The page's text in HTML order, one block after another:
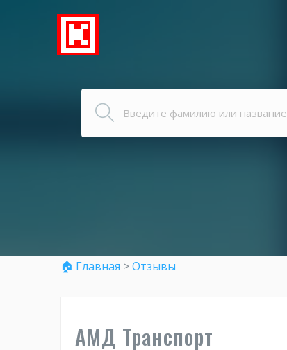
🏠 Главная >Отзывы
АМД Транспорт